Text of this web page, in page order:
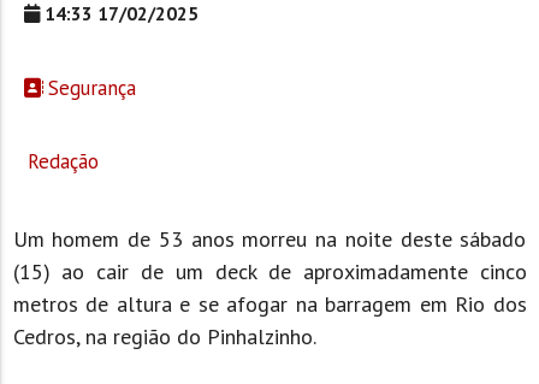
14:33 17/02/2025
Segurança
Redação
Um homem de 53 anos morreu na noite deste sábado
(15) ao cair de um deck de aproximadamente cinco
metros de altura e se afogar na barragem em Rio dos
Cedros, na região do Pinhalzinho.